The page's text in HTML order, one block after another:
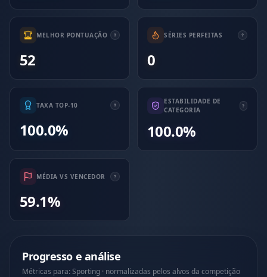
MELHOR PONTUAÇÃO
52
SÉRIES PERFEITAS
0
TAXA TOP-10
100.0%
ESTABILIDADE DE
CATEGORIA
100.0%
MÉDIA VS VENCEDOR
59.1%
Progresso e análise
Métricas para: Sporting · normalizadas pelos alvos da competição